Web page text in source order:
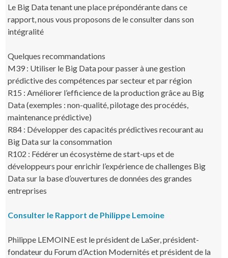
Le Big Data tenant une place prépondérante dans ce
rapport, nous vous proposons de le consulter dans son
intégralité
Quelques recommandations
M39 : Utiliser le Big Data pour passer à une gestion
prédictive des compétences par secteur et par région
R15 : Améliorer l’efficience de la production grâce au Big
Data (exemples : non-qualité, pilotage des procédés,
maintenance prédictive)
R84 : Développer des capacités prédictives recourant au
Big Data sur la consommation
R102 : Fédérer un écosystème de start-ups et de
développeurs pour enrichir l’expérience de challenges Big
Data sur la base d’ouvertures de données des grandes
entreprises
Consulter le Rapport de Philippe Lemoine
Philippe LEMOINE est le président de LaSer, président-
fondateur du Forum d’Action Modernités et président de la